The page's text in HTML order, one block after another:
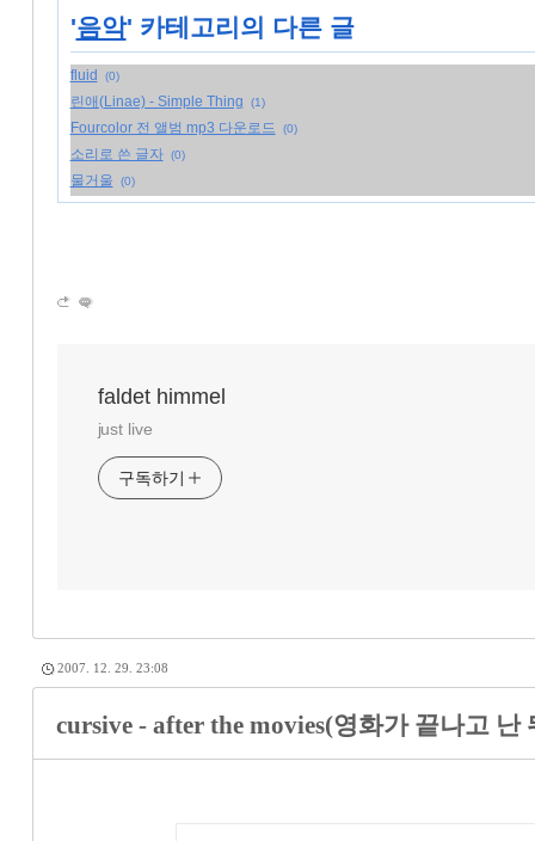
'음악' 카테고리의 다른 글
fluid (0)
린애(Linae) - Simple Thing (1)
Fourcolor 전 앨범 mp3 다운로드 (0)
소리로 쓴 글자 (0)
물거울 (0)
faldet himmel
just live
구독하기
2007. 12. 29. 23:08
cursive - after the movies(영화가 끝나고 난